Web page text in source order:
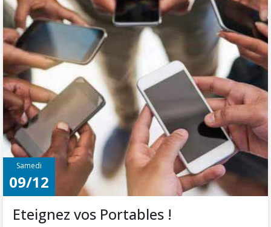
Samedi
09/12
Eteignez vos Portables !